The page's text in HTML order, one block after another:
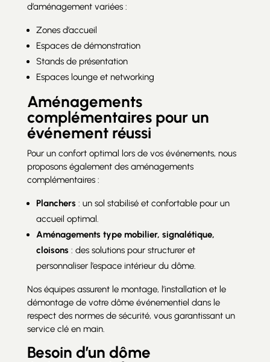
d’aménagement variées :
Zones d’accueil
Espaces de démonstration
Stands de présentation
Espaces lounge et networking
Aménagements
complémentaires pour un
événement réussi
Pour un confort optimal lors de vos événements, nous
proposons également des aménagements
complémentaires :
Planchers : un sol stabilisé et confortable pour un
accueil optimal.
Aménagements type mobilier, signalétique,
cloisons : des solutions pour structurer et
personnaliser l’espace intérieur du dôme.
Nos équipes assurent le montage, l’installation et le
démontage de votre dôme événementiel dans le
respect des normes de sécurité, vous garantissant un
service clé en main.
Besoin d’un dôme